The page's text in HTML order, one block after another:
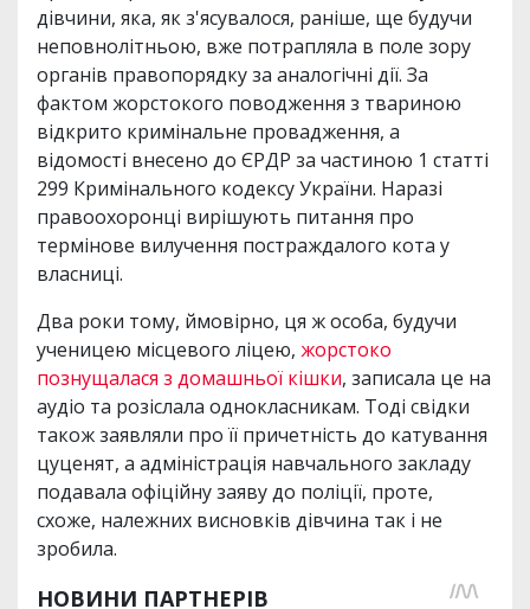
дівчини, яка, як з'ясувалося, раніше, ще будучи
неповнолітньою, вже потрапляла в поле зору
органів правопорядку за аналогічні дії. За
фактом жорстокого поводження з твариною
відкрито кримінальне провадження, а
відомості внесено до ЄРДР за частиною 1 статті
299 Кримінального кодексу України. Наразі
правоохоронці вирішують питання про
термінове вилучення постраждалого кота у
власниці.
Два роки тому, ймовірно, ця ж особа, будучи
ученицею місцевого ліцею, жорстоко
познущалася з домашньої кішки, записала це на
аудіо та розіслала однокласникам. Тоді свідки
також заявляли про її причетність до катування
цуценят, а адміністрація навчального закладу
подавала офіційну заяву до поліції, проте,
схоже, належних висновків дівчина так і не
зробила.